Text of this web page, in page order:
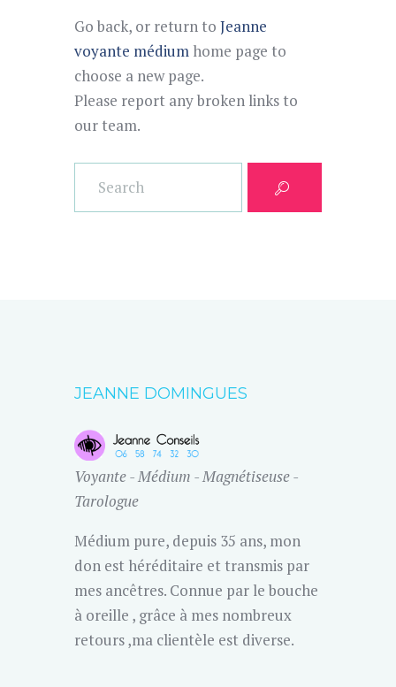
Go back, or return to Jeanne
voyante médium home page to
choose a new page.
Please report any broken links to
our team.
JEANNE DOMINGUES
Voyante - Médium - Magnétiseuse -
Tarologue
Médium pure, depuis 35 ans, mon
don est héréditaire et transmis par
mes ancêtres. Connue par le bouche
à oreille , grâce à mes nombreux
retours ,ma clientèle est diverse.